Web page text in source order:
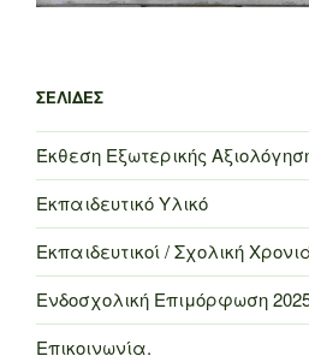
ΣΕΛΊΔΕΣ
Έκθεση Εξωτερικής
Εκπαιδευτικό Υλικό
Εκπαιδευτικοί / Σχολική
Ενδοσχολική Επιμόρφωση
Επικοινωνία.